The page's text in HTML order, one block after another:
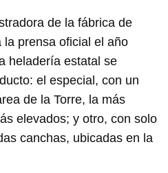
de la fábrica de
la prensa oficial el año
heladería estatal se
el especial, con un
de la Torre, la más
elevados; y otro, con solo
canchas, ubicadas en la